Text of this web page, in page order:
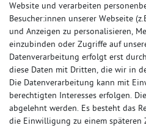
© Copyright 2026 Sportauspuff-
Preisangaben inkl. gesetzlicher
Website und verarbeiten
Besucher:innen unserer Webseite
und Anzeigen zu personalisieren,
einzubinden oder Zugriffe auf
Datenverarbeitung erfolgt erst
diese Daten mit Dritten, die wir in
Die Datenverarbeitung kann mit
berechtigten Interesses erfolgen.
abgelehnt werden. Es besteht das
die Einwilligung zu einem späteren